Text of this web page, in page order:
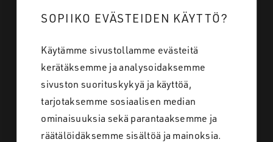
SOPIIKO EVÄSTEIDEN KÄYTTÖ?
Käytämme sivustollamme evästeitä
kerätäksemme ja analysoidaksemme
sivuston suorituskykyä ja käyttöä,
tarjotaksemme sosiaalisen median
ominaisuuksia sekä parantaaksemme ja
räätälöidäksemme sisältöä ja mainoksia.